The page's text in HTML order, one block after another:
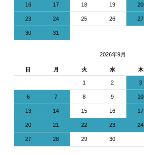
16 17 18 19 20
23 24 25 26 27
30 31
2026年9月
日 月 火 水 木
1 2 3
6 7 8 9 10
13 14 15 16 17
20 21 22 23 24
27 28 29 30